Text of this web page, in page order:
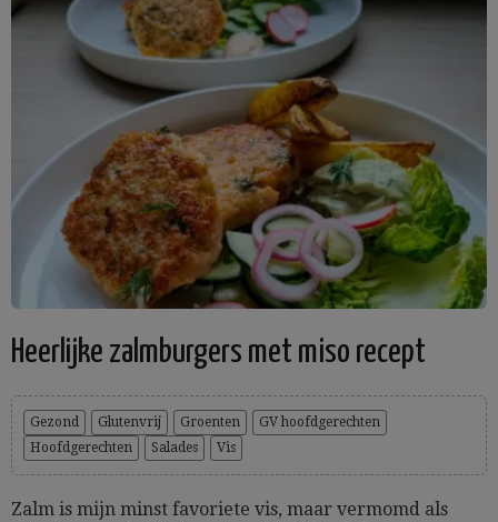
Heerlijke zalmburgers met miso recept
Gezond Glutenvrij Groenten
GV hoofdgerechten
Hoofdgerechten
Salades Vis
Zalm is mijn minst favoriete vis, maar vermomd als